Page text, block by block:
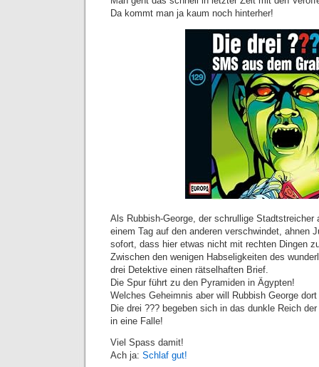
Da kommt man ja kaum noch hinterher!
Als Rubbish-George, der schrullige
einem Tag auf den anderen verschwindet, ahnen
sofort, dass hier etwas nicht mit rechten Dingen
Zwischen den wenigen Habseligkeiten des
drei Detektive einen rätselhaften Brief.
Die Spur führt zu den Pyramiden in Ägypten!
Welches Geheimnis aber will Rubbish George
Die drei ??? begeben sich in das dunkle Reich
in eine Falle!
Viel Spass damit!
Ach ja: Schlaf gut!